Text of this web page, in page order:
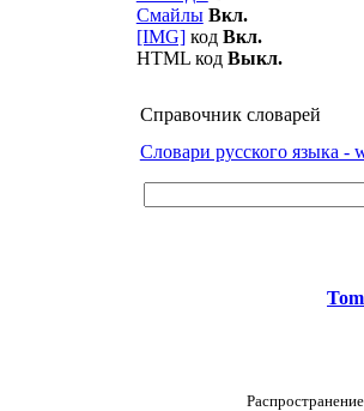
Смайлы Вкл.
[IMG]код Вкл.
HTML код Выкл.
Справочник словарей
Словари русского языка -